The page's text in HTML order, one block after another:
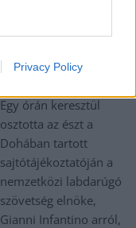
Privacy Policy
aki Katart
Egy órán keresztül
osztotta az észt a
Dohában tartott
sajtótájékoztatóján a
nemzetközi labdarúgó
szövetség elnöke,
Gianni Infantino arról,